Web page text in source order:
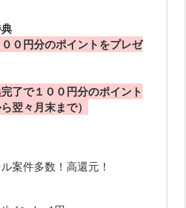
０円分のポイントをプレゼ
了で１００円分のポイント
翌々月末まで）
案件多数！高還元！